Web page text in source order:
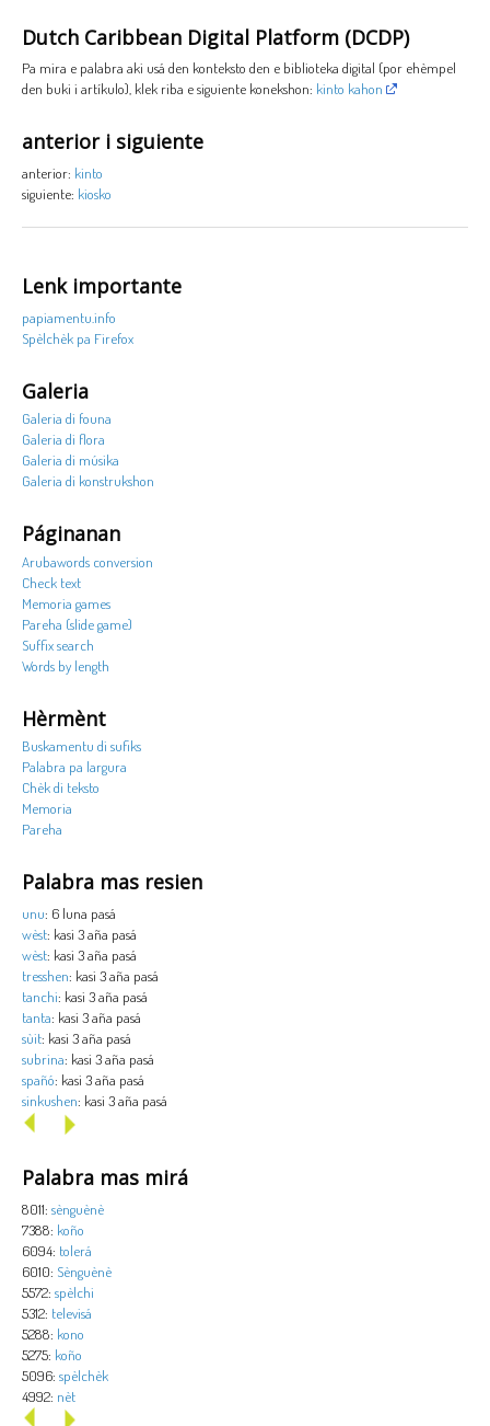
Dutch Caribbean Digital Platform (DCDP)
Pa mira e palabra aki usá den konteksto den e biblioteka digital (por ehèmpel
den buki i artíkulo), klek riba e siguiente konekshon: kinto kahon
anterior i siguiente
anterior: kinto
siguiente: kiosko
Lenk importante
papiamentu.info
Spèlchèk pa Firefox
Galeria
Galeria di founa
Galeria di flora
Galeria di músika
Galeria di konstrukshon
Páginanan
Arubawords conversion
Check text
Memoria games
Pareha (slide game)
Suffix search
Words by length
Hèrmènt
Buskamentu di sufiks
Palabra pa largura
Chèk di teksto
Memoria
Pareha
Palabra mas resien
unu: 6 luna pasá
wèst: kasi 3 aña pasá
wèst: kasi 3 aña pasá
tresshen: kasi 3 aña pasá
tanchi: kasi 3 aña pasá
tanta: kasi 3 aña pasá
sùit: kasi 3 aña pasá
subrina: kasi 3 aña pasá
spañó: kasi 3 aña pasá
sinkushen: kasi 3 aña pasá
Palabra mas mirá
8011: sènguènè
7388: koño
6094: tolerá
6010: Sènguènè
5572: spèlchi
5312: televisá
5288: kono
5275: koño
5096: spèlchèk
4992: nèt